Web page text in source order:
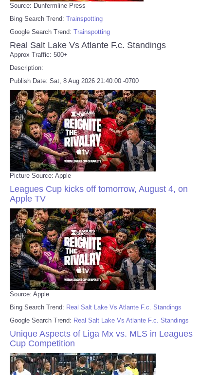
Source: Dunfermline Press
Bing Search Trend: Trainspotting
Google Search Trend: Trainspotting
Real Salt Lake Vs Atlante F.c. Standings
Approx Traffic: 500+
Description:
Publish Date: Sat, 8 Aug 2026 21:40:00 -0700
Picture Source: Apple
Leagues Cup kicks off tomorrow, August 4, on
Apple TV
Source: Apple
Bing Search Trend: Real Salt Lake Vs Atlante F.c. Standings
Google Search Trend: Real Salt Lake Vs Atlante F.c. Standings
Unique Aspects of Liga Mx vs. MLS in Leagues
Cup Competition